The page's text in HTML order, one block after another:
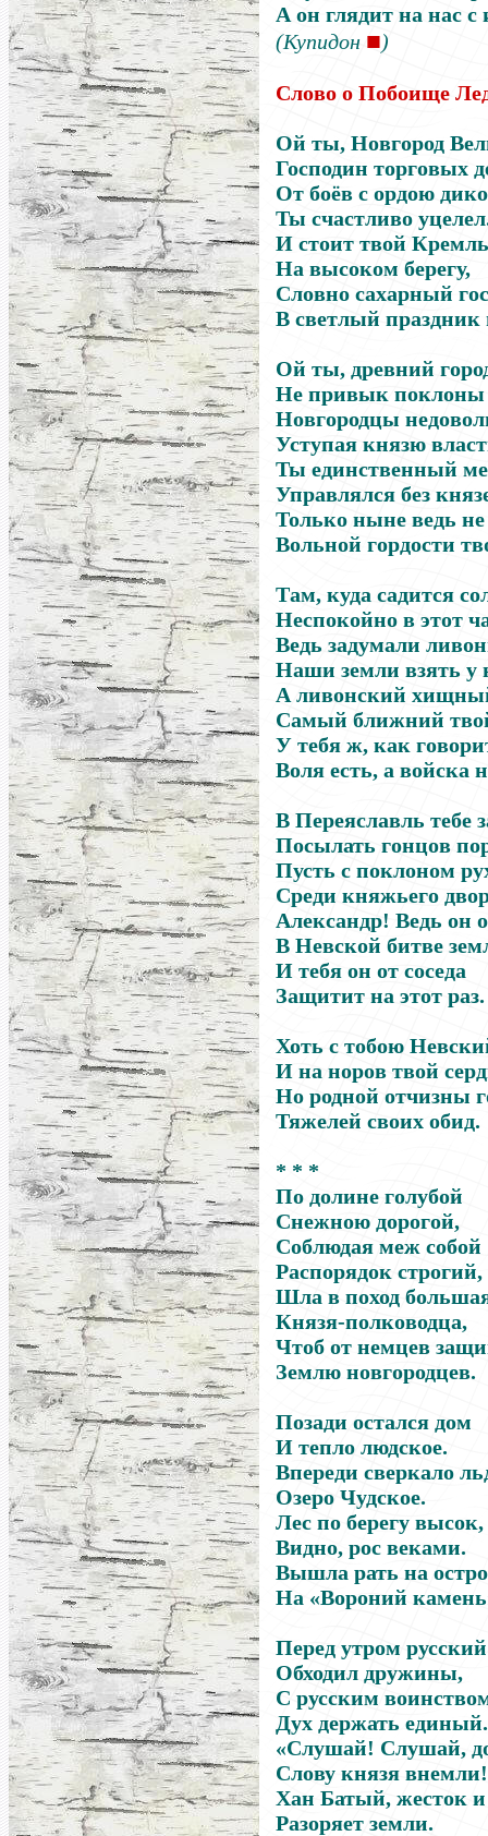
А он глядит на нас с
(Купидон ■)
Слово о Побоище
Ой ты, Новгород
Господин торговых
От боёв с ордою
Ты счастливо
И стоит твой
На высоком берегу,
Словно сахарный
В светлый праздник
Ой ты, древний
Не привык
Новгородцы
Уступая князю
Ты единственный
Управлялся без
Только ныне ведь
Вольной гордости
Там, куда садится
Неспокойно в этот
Ведь задумали
Наши земли взять у
А ливонский
Самый ближний
У тебя ж, как
Воля есть, а войска
В Переяславль тебе
Посылать гонцов
Пусть с поклоном
Среди княжьего
Александр! Ведь он
В Невской битве
И тебя он от соседа
Защитит на этот раз.
Хоть с тобою
И на норов твой
Но родной отчизны
Тяжелей своих обид.
* * *
По долине голубой
Снежною дорогой,
Соблюдая меж собой
Распорядок строгий,
Шла в поход
Князя-полководца,
Чтоб от немцев
Землю новгородцев.
Позади остался дом
И тепло людское.
Впереди сверкало
Озеро Чудское.
Лес по берегу высок,
Видно, рос веками.
Вышла рать на
На «Вороний
Перед утром
Обходил дружины,
С русским
Дух держать единый.
«Слушай! Слушай,
Слову князя внемли!
Хан Батый, жесток
Разоряет земли.